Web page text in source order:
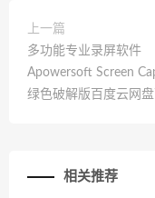
上一篇
多功能专业录屏软件
Apowersoft Screen
绿色破解版百度云网
相关推荐